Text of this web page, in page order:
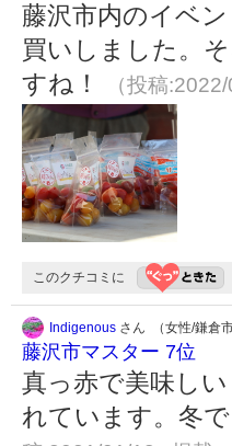
藤沢市内のイベ
買いしました。
すね！
（投稿
このクチコミに
Indigenous さん （女性/鎌倉
藤沢市マスター 7位
真っ赤で美味し
れています。冬